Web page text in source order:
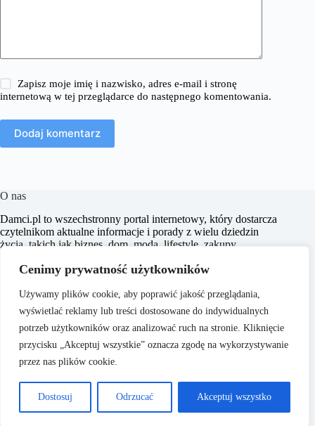
Cenimy prywatność użytkowników
Używamy plików cookie, aby poprawić jakość przeglądania,
wyświetlać reklamy lub treści dostosowane do indywidualnych
potrzeb użytkowników oraz analizować ruch na stronie. Kliknięcie
przycisku „Akceptuj wszystkie” oznacza zgodę na wykorzystywanie
przez nas plików cookie.
Dostosuj Odrzucać Akceptuj wszystko
Zapisz moje imię i nazwisko, adres e-mail i stronę
internetową w tej przeglądarce do następnego komentowania.
Dodaj komentarz
O nas
​Damci.pl to wszechstronny portal internetowy, który dostarcza
czytelnikom aktualne informacje i porady z wielu dziedzin
życia, takich jak biznes, dom, moda, lifestyle, zakupy,
wspieranie użytkowników w podejmowaniu świadomych
Copyright © 2026 -
O nas
Polityka Prywatności